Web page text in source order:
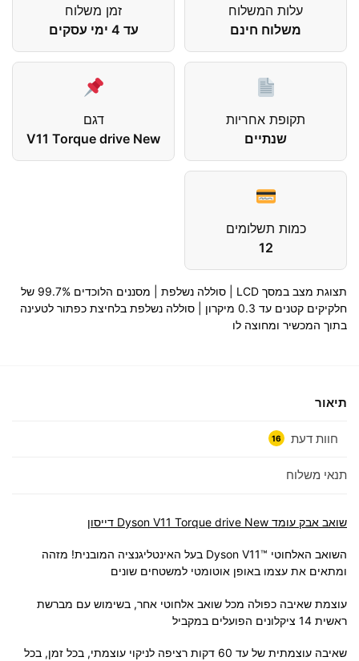
עלות המשלוח
משלוח חינם
זמן משלוח
עד 4 ימי עסקים
תקופת אחריות
שנתיים
דגם
V11 Torque drive New
כמות תשלומים
12
תצוגת מצב במסך LCD | סוללה נשלפת | מסננים הלוכדים 99.7% של
חלקיקים קטנים עד 0.3 מיקרון | סוללה נשלפת בלחיצת כפתור לטעינה
בתוך המכשיר ומחוצה לו
תיאור
חוות דעת 16
תנאי משלוח
‏שואב אבק עומד Dyson V11 Torque drive New דייסון
השואב האלחוטי ™Dyson V11 בעל האינטליגנציה המובנית! מזהה
ומתאים את עצמו באופן אוטומטי למשטחים שונים
עוצמת שאיבה כפולה מכל שואב אלחוטי אחר, בשימוש עם מברשת
ראשית 14 ציקלונים הפועלים במקביל
שאיבה עוצמתית של עד 60 דקות רציפה לניקוי עוצמתי, בכל זמן, בכל